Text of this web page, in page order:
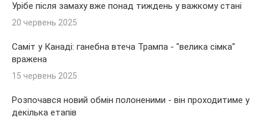
Урібе після замаху вже понад тиждень у важкому стані
20 червень 2025
Саміт у Канаді: ганебна втеча Трампа - "велика сімка"
вражена
15 червень 2025
Розпочався новий обмін полоненими - він проходитиме у
декілька етапів